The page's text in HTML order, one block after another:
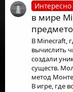
Интересно
в мире
В Minecraft,
вычислить
создали
существ.
метод
В игре, где